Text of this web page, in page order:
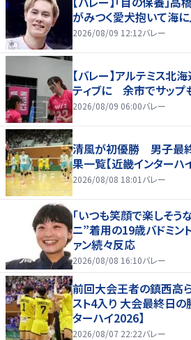
がみつく愛犬抱いて海
2026/08/09 12:12バレー
【バレー】アルテミス北
ティブに 余市でサップ
2026/08/09 06:00バレー
清風が初優勝 男子最
果一覧【近畿インターハ
2026/08/08 18:01 バレー
「いつも笑顔で楽しそ
ニ”着用の19歳バドミン
ァン続々反応
2026/08/08 16:10バレー
前回大会王者の鎮西高
スト4入り 大会最終日の
ターハイ2026】
2026/08/07 22:22バレー